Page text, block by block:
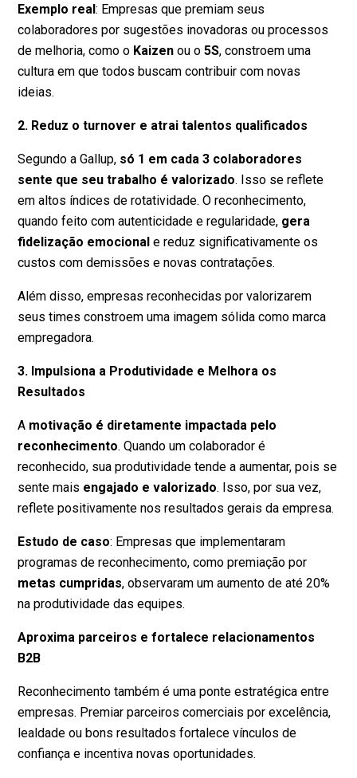
Exemplo real: Empresas que premiam seus
colaboradores por sugestões inovadoras ou processos
de melhoria, como o Kaizen ou o5S, constroem uma
cultura em que todos buscam contribuir com novas
ideias.
2. Reduz o turnover e atrai talentos qualificados
Segundo a Gallup, só 1 em cada 3 colaboradores
sente que seu trabalho é valorizado. Isso se reflete
em altos índices de rotatividade. O reconhecimento,
quando feito com autenticidade e regularidade, gera
fidelização emocional e reduz significativamente os
custos com demissões e novas contratações.
Além disso, empresas reconhecidas por valorizarem
seus times constroem uma imagem sólida como marca
empregadora.
3. Impulsiona a Produtividade e Melhora os
Resultados
A motivação é diretamente impactada pelo
reconhecimento. Quando um colaborador é
reconhecido, sua produtividade tende a aumentar, pois se
sente mais engajado e valorizado. Isso, por sua vez,
reflete positivamente nos resultados gerais da empresa.
Estudo de caso: Empresas que implementaram
programas de reconhecimento, como premiação por
metas cumpridas, observaram um aumento de até 20%
na produtividade das equipes.
Aproxima parceiros e fortalece relacionamentos
B2B
Reconhecimento também é uma ponte estratégica entre
empresas. Premiar parceiros comerciais por excelência,
lealdade ou bons resultados fortalece vínculos de
confiança e incentiva novas oportunidades.